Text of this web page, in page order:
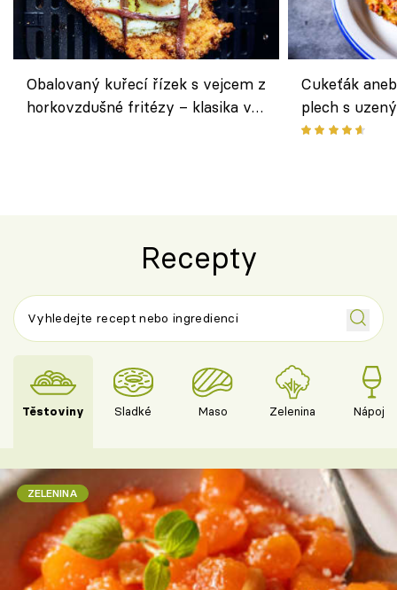
Obalovaný kuřecí řízek s vejcem z
horkovzdušné fritézy – klasika v
Cukeťák
plech s
způsob, jak
Recepty
Těstoviny Sladké Maso Zelenina Nápoje
ZELENINA